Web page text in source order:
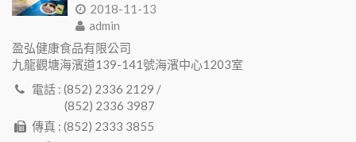
2018-11-13
admin
盈弘健康食品有限公司
九龍觀塘海濱道139-141號海濱中心1203室
電話 : (852) 2336 2129 /
(852) 2336 3987
傳真 : (852) 2333 3855